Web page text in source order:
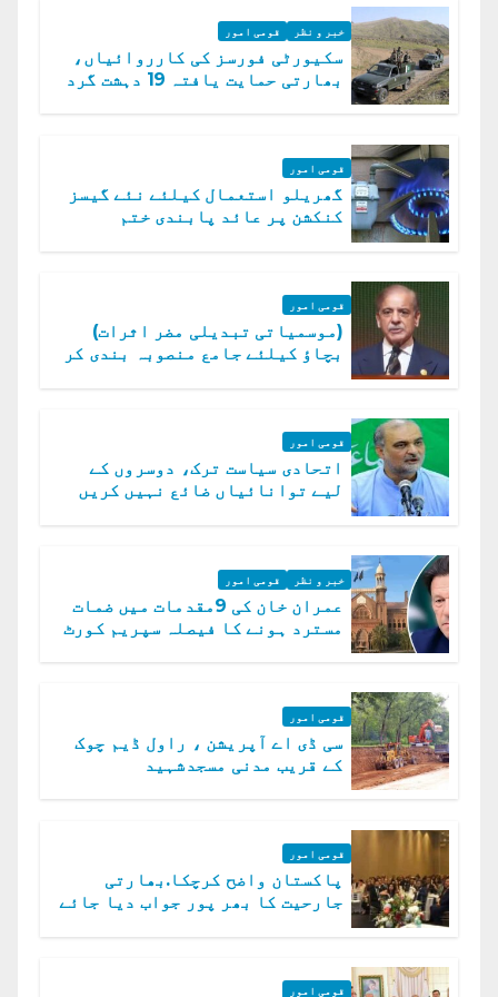
خبر و نظر قومی امور
سکیورٹی فورسز کی کارروائیاں،
بھارتی حمایت یافتہ 19 دہشت گرد
قومی امور
گھریلو استعمال کیلئے نئے گیسز
کنکشن پر عائد پابندی ختم
قومی امور
(موسمیاتی تبدیلی مضر اثرات)
بچاؤ کیلئے جامع منصوبہ بندی کر
قومی امور
اتحادی سیاست ترک، دوسروں کے
لیے توانائیاں ضائع نہیں کریں
خبر و نظر قومی امور
عمران خان کی 9مقدمات میں ضمات
مسترد ہونے کا فیصلہ سپریم کورٹ
قومی امور
سی ڈی اے آپریشن ، راول ڈیم چوک
کے قریب مدنی مسجدشہید
قومی امور
پاکستان واضح کرچکا.بھارتی
جارحیت کا بھر پور جواب دیا جائے
قومی امور